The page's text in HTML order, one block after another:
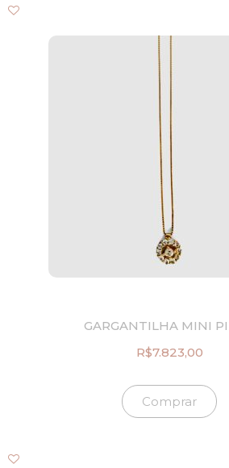
GARGANTILHA MINI
R$7.823,00
Comprar